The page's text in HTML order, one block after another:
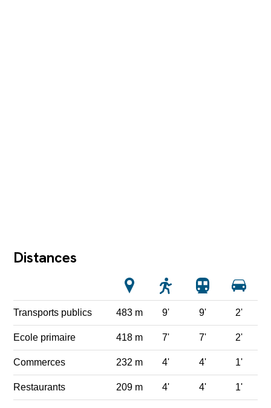
Distances
Transports publics 483 m 9' 9' 2'
Ecole primaire 418 m 7' 7' 2'
Commerces 232 m 4' 4' 1'
Restaurants 209 m 4' 4' 1'